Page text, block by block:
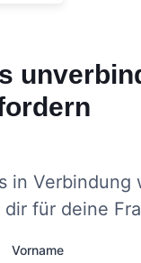
in Verbindung
für deine
Vorname